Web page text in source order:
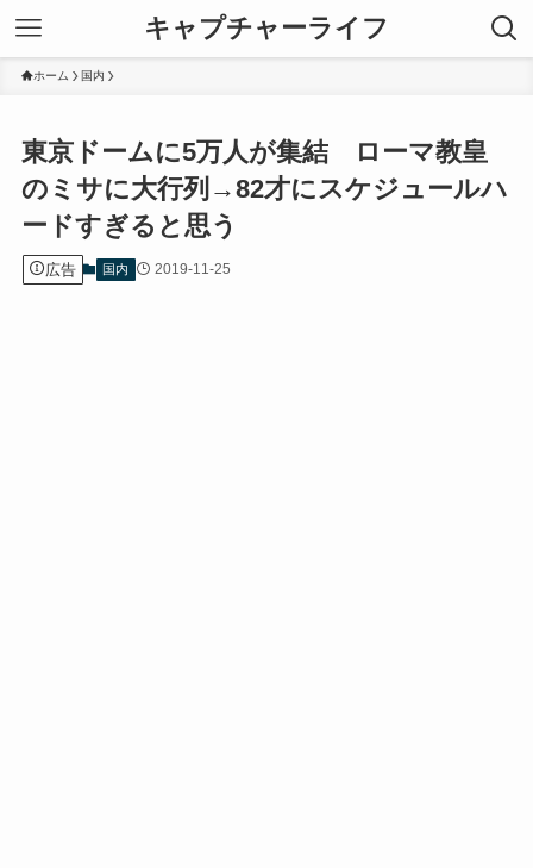
キャプチャーライフ
ホーム 国内
東京ドームに5万人が集結 ローマ教皇
のミサに大行列→82才にスケジュールハ
ードすぎると思う
広告 国内 2019-11-25